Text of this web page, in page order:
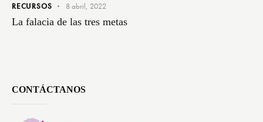
RECURSOS 8 abril, 2022
La falacia de las tres metas
CONTÁCTANOS